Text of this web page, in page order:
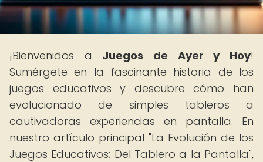
¡Bienvenidos a Juegos de Ayer y Hoy!
Sumérgete en la fascinante historia de los
juegos educativos y descubre cómo han
evolucionado de simples tableros a
cautivadoras experiencias en pantalla. En
nuestro artículo principal "La Evolución de los
Juegos Educativos: Del Tablero a la Pantalla",